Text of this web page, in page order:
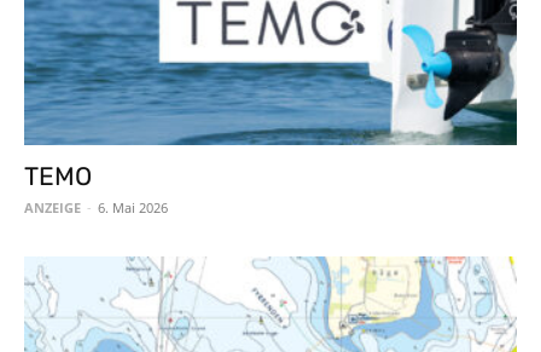
TEMO
ANZEIGE - 6. Mai 2026